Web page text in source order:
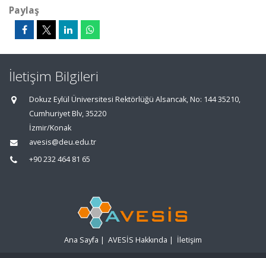
Paylaş
İletişim Bilgileri
Dokuz Eylül Üniversitesi Rektörlüğü Alsancak, No: 144 35210,
Cumhuriyet Blv, 35220
İzmir/Konak
avesis@deu.edu.tr
+90 232 464 81 65
Ana Sayfa | AVESİS Hakkında | İletişim